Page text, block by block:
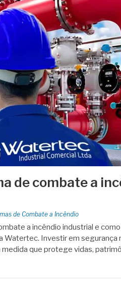
de combate a
de Combate a Incêndio
a incêndio industrial e
Watertec. Investir em segurança
que protege vidas,